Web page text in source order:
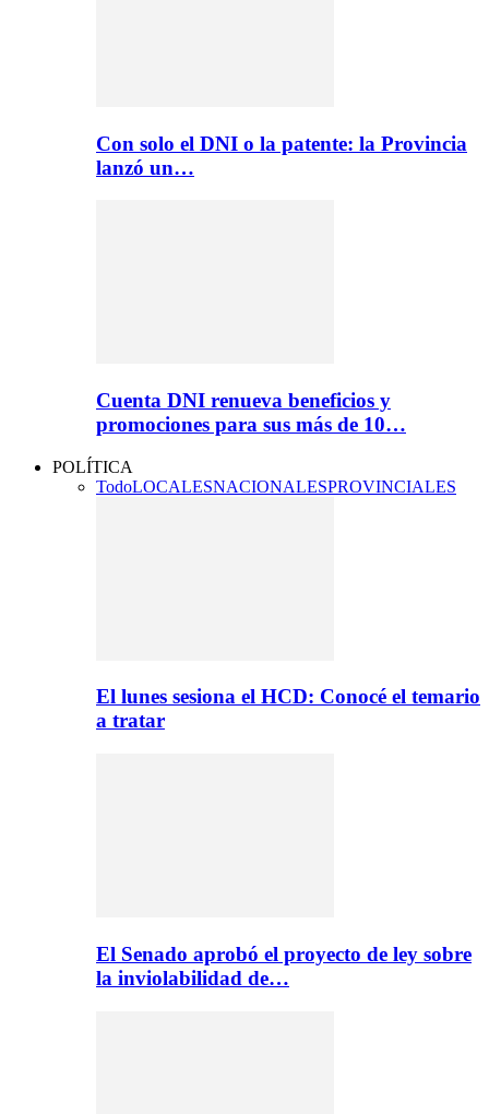
Con solo el DNI o la patente: la Provincia
lanzó un…
Cuenta DNI renueva beneficios y
promociones para sus más de 10…
POLÍTICA
TodoLOCALESNACIONALESPROVINCIALES
El lunes sesiona el HCD: Conocé el temario
a tratar
El Senado aprobó el proyecto de ley sobre
la inviolabilidad de…